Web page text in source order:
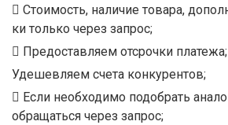
Стоимость, наличие товара,
ки только через запрос;
Предоставляем отсрочки платежа;
Удешевляем счета конкурентов;
Если необходимо подобрать
обращаться через запрос;